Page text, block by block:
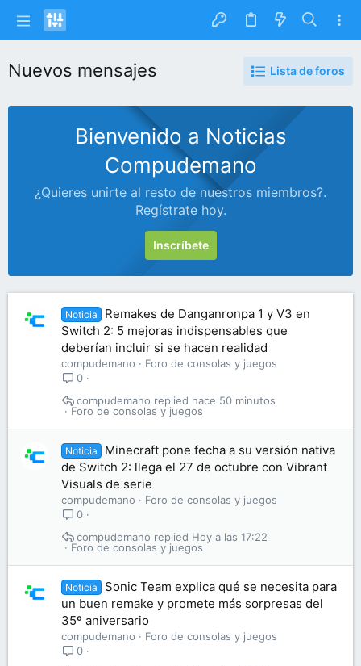
Nuevos mensajes Lista de foros
Bienvenido a Noticias
Compudemano
¿Quieres unirte al resto de nuestros miembros?.
Regístrate hoy.
Inscríbete
Noticia
Remakes de Danganronpa 1 y V3 en
Switch 2: 5 mejoras indispensables que
deberían incluir si se hacen realidad
compudemano
Foro de consolas y juegos
0
Foro de consolas y juegos
hace 50 minutos
compudemano
Noticia
Minecraft pone fecha a su versión nativa
de Switch 2: llega el 27 de octubre con Vibrant
Visuals de serie
compudemano
Foro de consolas y juegos
0
Foro de consolas y juegos
Hoy a las 17:22
compudemano
Noticia
Sonic Team explica qué se necesita para
un buen remake y promete más sorpresas del
35º aniversario
compudemano
Foro de consolas y juegos
0